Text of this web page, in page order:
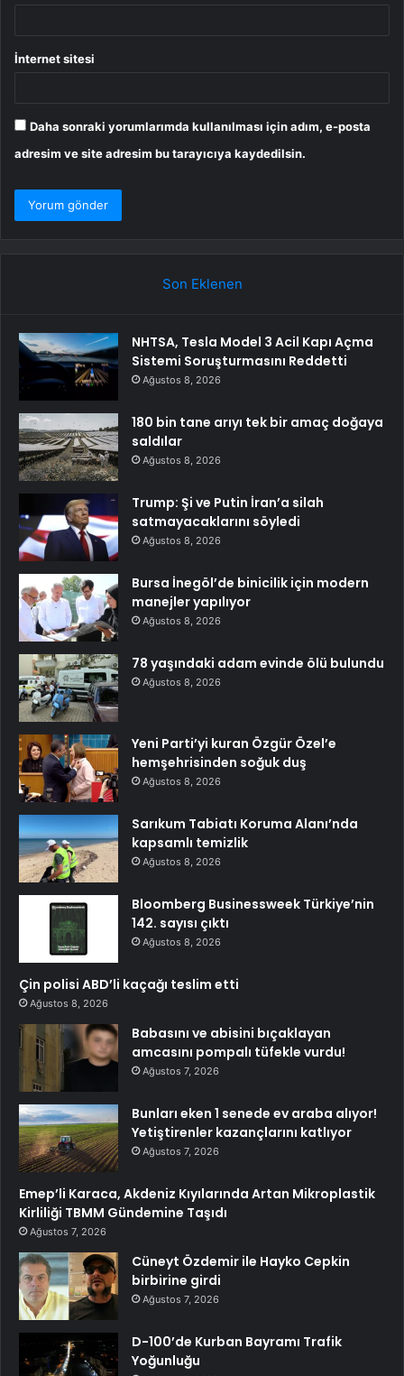
İnternet sitesi
Daha sonraki yorumlarımda kullanılması için adım, e-posta
adresim ve site adresim bu tarayıcıya kaydedilsin.
Son Eklenen
NHTSA, Tesla Model 3 Acil Kapı Açma
Sistemi Soruşturmasını Reddetti
Ağustos 8, 2026
180 bin tane arıyı tek bir amaç doğaya
saldılar
Ağustos 8, 2026
Trump: Şi ve Putin İran’a silah
satmayacaklarını söyledi
Ağustos 8, 2026
Bursa İnegöl’de binicilik için modern
manejler yapılıyor
Ağustos 8, 2026
78 yaşındaki adam evinde ölü bulundu
Ağustos 8, 2026
Yeni Parti’yi kuran Özgür Özel’e
hemşehrisinden soğuk duş
Ağustos 8, 2026
Sarıkum Tabiatı Koruma Alanı’nda
kapsamlı temizlik
Ağustos 8, 2026
Bloomberg Businessweek Türkiye’nin
142. sayısı çıktı
Ağustos 8, 2026
Çin polisi ABD’li kaçağı teslim etti
Ağustos 8, 2026
Babasını ve abisini bıçaklayan
amcasını pompalı tüfekle vurdu!
Ağustos 7, 2026
Bunları eken 1 senede ev araba alıyor!
Yetiştirenler kazançlarını katlıyor
Ağustos 7, 2026
Emep’li Karaca, Akdeniz Kıyılarında Artan Mikroplastik
Kirliliği TBMM Gündemine Taşıdı
Ağustos 7, 2026
Cüneyt Özdemir ile Hayko Cepkin
birbirine girdi
Ağustos 7, 2026
D-100’de Kurban Bayramı Trafik
Yoğunluğu